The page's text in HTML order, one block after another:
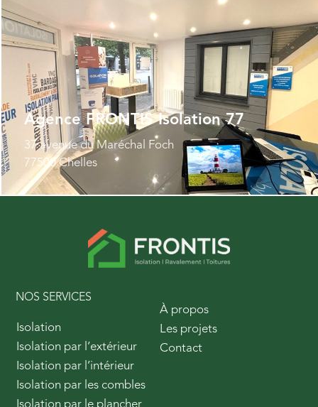
Agence FRONTIS Isolation 77
37 avenue du Maréchal Foch
77500 Chelles
NOS SERVICES
Isolation
Isolation par l’extérieur
Isolation par l’intérieur
Isolation par les combles
Isolation par le plancher
À propos
Les projets
Contact